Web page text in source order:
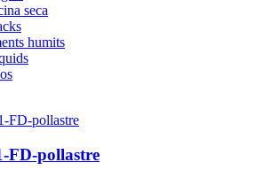
seca
humits
FD-pollastre